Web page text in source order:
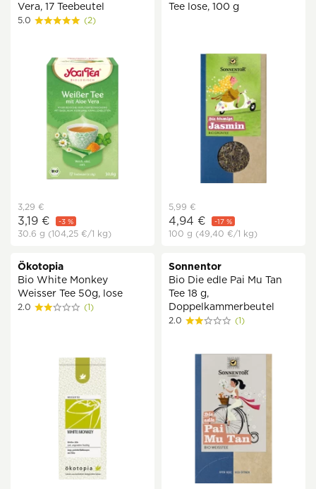
Vera, 17 Teebeutel
5.0 (2)
3,29 €
3,19 € -3 %
30.6 g (104,25 €/1 kg)
Tee lose, 100 g
5,99 €
4,94 € -17 %
100 g (49,40 €/1 kg)
Ökotopia
Bio White Monkey
Weisser Tee 50g, lose
2.0 (1)
Sonnentor
Bio Die edle Pai Mu Tan
Tee 18 g,
Doppelkammerbeutel
2.0 (1)